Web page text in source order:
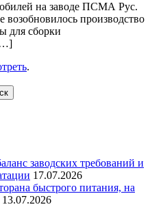
на заводе ПСМА Рус.
производство
для сборки
.
заводских требований и
17.07.2026
быстрого питания, на
13.07.2026